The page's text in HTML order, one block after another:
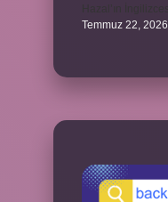
Temmuz 22, 2026